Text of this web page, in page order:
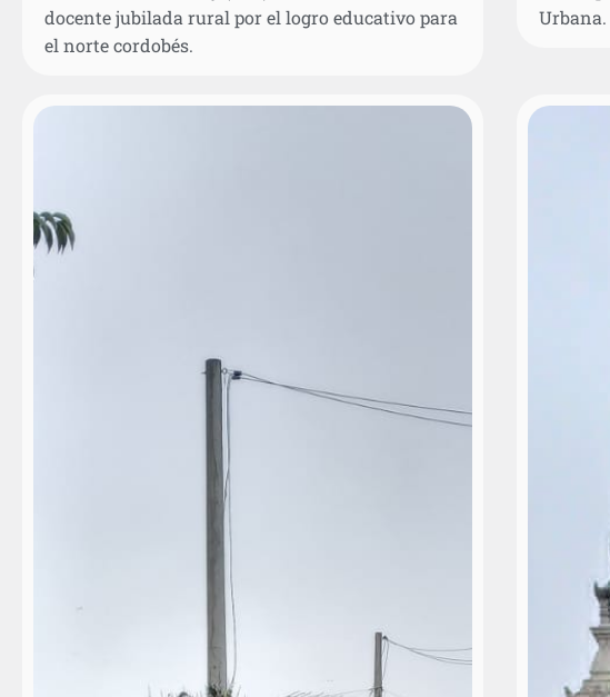
docente jubilada rural por el logro educativo para
el norte cordobés.
Urbana.